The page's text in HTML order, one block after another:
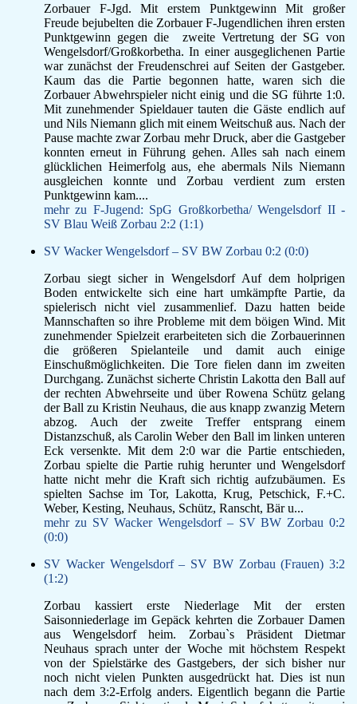
Zorbauer F-Jgd. Mit erstem Punktgewinn Mit großer
Freude bejubelten die Zorbauer F-Jugendlichen ihren ersten
Punktgewinn gegen die zweite Vertretung der SG von
Wengelsdorf/Großkorbetha. In einer ausgeglichenen Partie
war zunächst der Freudenschrei auf Seiten der Gastgeber.
Kaum das die Partie begonnen hatte, waren sich die
Zorbauer Abwehrspieler nicht einig und die SG führte 1:0.
Mit zunehmender Spieldauer tauten die Gäste endlich auf
und Nils Niemann glich mit einem Weitschuß aus. Nach der
Pause machte zwar Zorbau mehr Druck, aber die Gastgeber
konnten erneut in Führung gehen. Alles sah nach einem
glücklichen Heimerfolg aus, ehe abermals Nils Niemann
ausgleichen konnte und Zorbau verdient zum ersten
Punktgewinn kam....
mehr zu F-Jugend: SpG Großkorbetha/ Wengelsdorf II -
SV Blau Weiß Zorbau 2:2 (1:1)
SV Wacker Wengelsdorf – SV BW Zorbau 0:2 (0:0)
Zorbau siegt sicher in Wengelsdorf Auf dem holprigen
Boden entwickelte sich eine hart umkämpfte Partie, da
spielerisch nicht viel zusammenlief. Dazu hatten beide
Mannschaften so ihre Probleme mit dem böigen Wind. Mit
zunehmender Spielzeit erarbeiteten sich die Zorbauerinnen
die größeren Spielanteile und damit auch einige
Einschußmöglichkeiten. Die Tore fielen dann im zweiten
Durchgang. Zunächst sicherte Christin Lakotta den Ball auf
der rechten Abwehrseite und über Rowena Schütz gelang
der Ball zu Kristin Neuhaus, die aus knapp zwanzig Metern
abzog. Auch der zweite Treffer entsprang einem
Distanzschuß, als Carolin Weber den Ball im linken unteren
Eck versenkte. Mit dem 2:0 war die Partie entschieden,
Zorbau spielte die Partie ruhig herunter und Wengelsdorf
hatte nicht mehr die Kraft sich richtig aufzubäumen. Es
spielten Sachse im Tor, Lakotta, Krug, Petschick, F.+C.
Weber, Kesting, Neuhaus, Schütz, Ranscht, Bär u...
mehr zu SV Wacker Wengelsdorf – SV BW Zorbau 0:2
(0:0)
SV Wacker Wengelsdorf – SV BW Zorbau (Frauen) 3:2
(1:2)
Zorbau kassiert erste Niederlage Mit der ersten
Saisonniederlage im Gepäck kehrten die Zorbauer Damen
aus Wengelsdorf heim. Zorbau`s Präsident Dietmar
Neuhaus sprach unter der Woche mit höchstem Respekt
von der Spielstärke des Gastgebers, der sich bisher nur
noch nicht vielen Punkten ausgedrückt hat. Dies ist nun
nach dem 3:2-Erfolg anders. Eigentlich begann die Partie